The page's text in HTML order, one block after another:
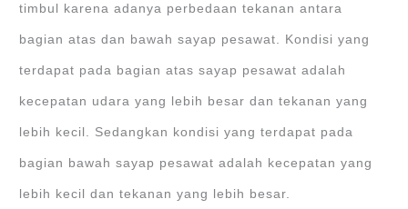
timbul karena adanya perbedaan tekanan antara
bagian atas dan bawah sayap pesawat. Kondisi yang
terdapat pada bagian atas sayap pesawat adalah
kecepatan udara yang lebih besar dan tekanan yang
lebih kecil. Sedangkan kondisi yang terdapat pada
bagian bawah sayap pesawat adalah kecepatan yang
lebih kecil dan tekanan yang lebih besar.